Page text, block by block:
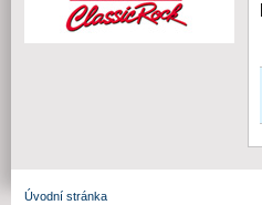
Úvodní stránka